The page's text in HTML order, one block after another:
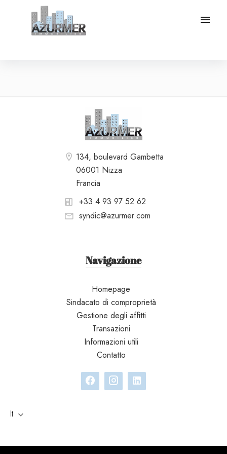
134, boulevard Gambetta
06001 Nizza
Francia
+33 4 93 97 52 62
syndic@azurmer.com
Navigazione
Homepage
Sindacato di comproprietà
Gestione degli affitti
Transazioni
Informazioni utili
Contatto
It